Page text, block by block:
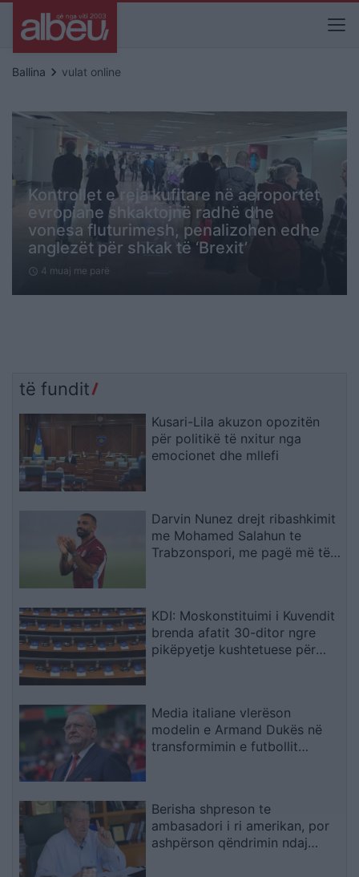
Ballina keyboard_arrow_right vulat online
Kontrollet e reja kufitare në aeroportet
evropiane shkaktojnë radhë dhe
vonesa fluturimesh, penalizohen edhe
anglezët për shkak të ‘Brexit’
schedule 4 muaj me parë
të fundit
Kusari-Lila akuzon opozitën
për politikë të nxitur nga
emocionet dhe mllefi
Darvin Nunez drejt ribashkimit
me Mohamed Salahun te
Trabzonspori, me pagë më të
KDI: Moskonstituimi i Kuvendit
brenda afatit 30-ditor ngre
pikëpyetje kushtetuese për
Media italiane vlerëson
modelin e Armand Dukës në
transformimin e futbollit
Berisha shpreson te
ambasadori i ri amerikan, por
ashpërson qëndrimin ndaj